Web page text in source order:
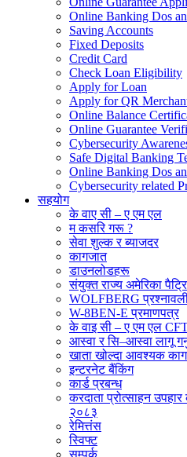
Online Banking Dos
Saving Accounts
Fixed Deposits
Credit Card
Check Loan Eligibility
Apply for Loan
Apply for QR
Online Balance
Online Guarantee
Cybersecurity
Safe Digital Banking
Online Banking Dos
Cybersecurity related
सहयोग
के वाए सी – ए एम एल
म कसरि गरू ?
सेवा शुल्क र ब्याजदर
कागजात
डाउनलोडहरू
संयुक्त राज्य अमेरिका
WOLFBERG
W-8BEN-E प्रमाणपत्र
के वाइ सी – ए एम एल
आस्वा र सि–आस्वा लागू
खाता खोल्दा आवश्यक
इन्टरनेट बैंकिंग
कार्ड प्रबन्ध
करदाता प्रोत्साहन
२०८३
रेमित्तंस
स्विफ्ट
सम्पर्क